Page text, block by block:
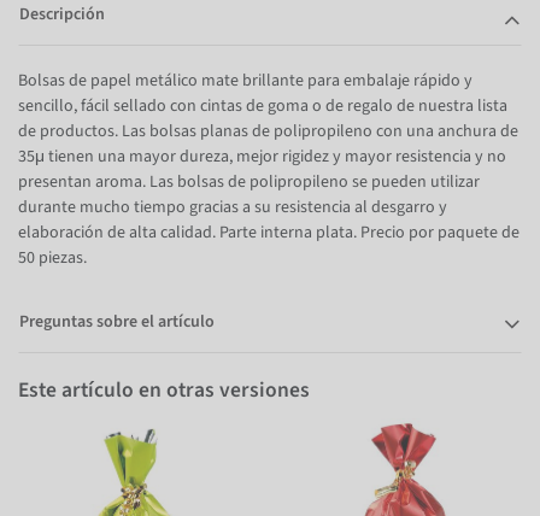
Descripción
Bolsas de papel metálico mate brillante para embalaje rápido y
sencillo, fácil sellado con cintas de goma o de regalo de nuestra lista
de productos. Las bolsas planas de polipropileno con una anchura de
35μ tienen una mayor dureza, mejor rigidez y mayor resistencia y no
presentan aroma. Las bolsas de polipropileno se pueden utilizar
durante mucho tiempo gracias a su resistencia al desgarro y
elaboración de alta calidad. Parte interna plata. Precio por paquete de
50 piezas.
Preguntas sobre el artículo
Este artículo en otras versiones